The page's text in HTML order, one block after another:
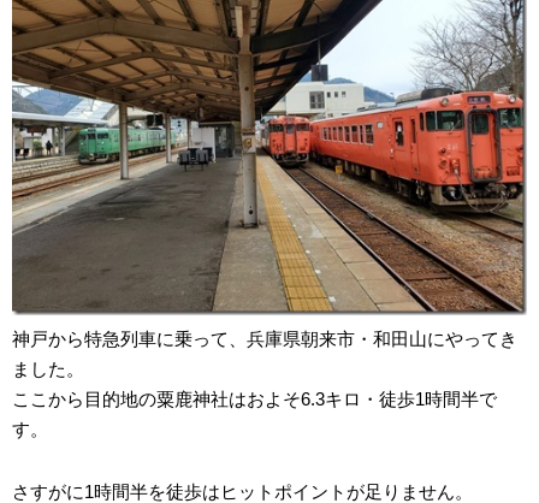
神戸から特急列車に乗って、兵庫県朝来市・和田山にやってき
ました。
ここから目的地の粟鹿神社はおよそ6.3キロ・徒歩1時間半で
す。
さすがに1時間半を徒歩はヒットポイントが足りません。